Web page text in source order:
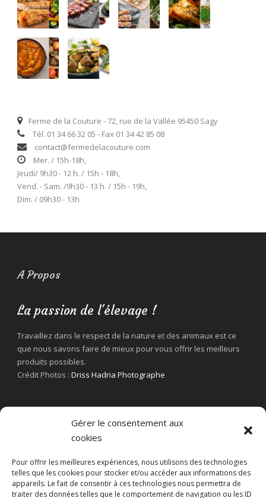
Gérer le consentement aux
cookies
Pour offrir les meilleures expériences, nous utilisons des technologies
telles que les cookies pour stocker et/ou accéder aux informations des
appareils. Le fait de consentir à ces technologies nous permettra de
traiter des données telles que le comportement de navigation ou les ID
Ferme de la Couture - 72, rue de la Vallée 95450 Sagy
Tél. 01 34 66 32 05 - Fax 01 34 42 85 08
contact@fermedelacouture.com
Mer. / 15h-18h,
Jeudi/ 9h30 - 12 h. / 15h - 18h,
Vend. - Sam. /9h30 - 13 h. / 15h - 19h,
Dim. / 09h30 - 13h
A Propos
La passion de l'élevage !
Travaillez dans le respect de la nature et des animaux est ce
que nous savons faire de mieux pour vous offrir les meilleurs
produits possibles.
Crédit Photos : Driss Hadria Photographe